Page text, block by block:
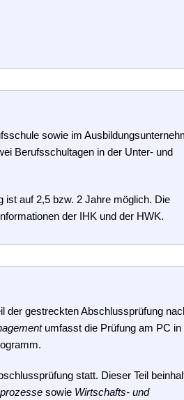
sowie im
Berufsschultagen in der Unter- und
ist auf 2,5 bzw. 2 Jahre möglich. Die
der IHK und der HWK.
der gestreckten Abschlussprüfung
umfasst die Prüfung am PC in
statt. Dieser Teil
sowie Wirtschafts- und